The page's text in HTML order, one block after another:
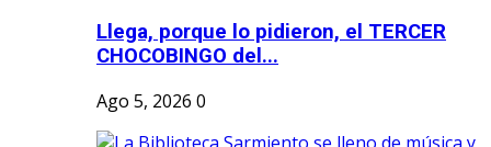
Llega, porque lo pidieron, el TERCER
CHOCOBINGO del...
Ago 5, 2026 0